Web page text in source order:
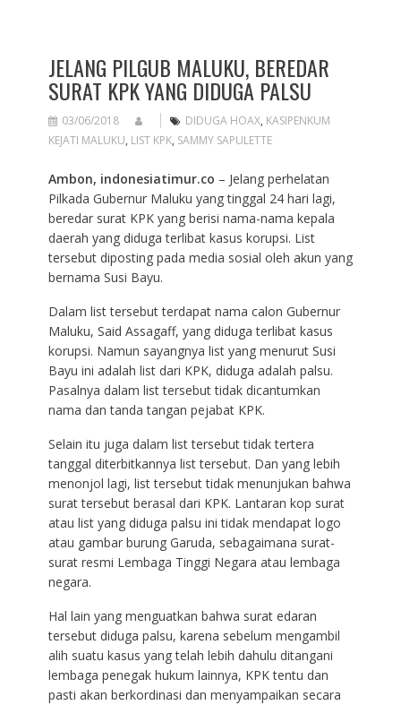
JELANG PILGUB MALUKU, BEREDAR
SURAT KPK YANG DIDUGA PALSU
03/06/2018 DIDUGA HOAX, KASIPENKUM
KEJATI MALUKU, LIST KPK, SAMMY SAPULETTE
Ambon, indonesiatimur.co – Jelang perhelatan
Pilkada Gubernur Maluku yang tinggal 24 hari lagi,
beredar surat KPK yang berisi nama-nama kepala
daerah yang diduga terlibat kasus korupsi. List
tersebut diposting pada media sosial oleh akun yang
bernama Susi Bayu.
Dalam list tersebut terdapat nama calon Gubernur
Maluku, Said Assagaff, yang diduga terlibat kasus
korupsi. Namun sayangnya list yang menurut Susi
Bayu ini adalah list dari KPK, diduga adalah palsu.
Pasalnya dalam list tersebut tidak dicantumkan
nama dan tanda tangan pejabat KPK.
Selain itu juga dalam list tersebut tidak tertera
tanggal diterbitkannya list tersebut. Dan yang lebih
menonjol lagi, list tersebut tidak menunjukan bahwa
surat tersebut berasal dari KPK. Lantaran kop surat
atau list yang diduga palsu ini tidak mendapat logo
atau gambar burung Garuda, sebagaimana surat-
surat resmi Lembaga Tinggi Negara atau lembaga
negara.
Hal lain yang menguatkan bahwa surat edaran
tersebut diduga palsu, karena sebelum mengambil
alih suatu kasus yang telah lebih dahulu ditangani
lembaga penegak hukum lainnya, KPK tentu dan
pasti akan berkordinasi dan menyampaikan secara